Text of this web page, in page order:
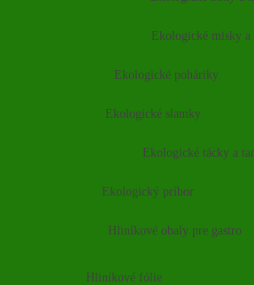
Ekologické misky
Ekologické poháriky
Ekologické slamky
Ekologické tácky a
Ekologický príbor
Hliníkové obaly pre gastro
Hliníkové fólie